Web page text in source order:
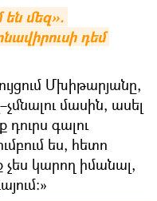
մեզ».
դեմ
Մխիթարյանը,
մասին, ասել
դուրս գալու
ես, հետո
չես կարող իմանալ,